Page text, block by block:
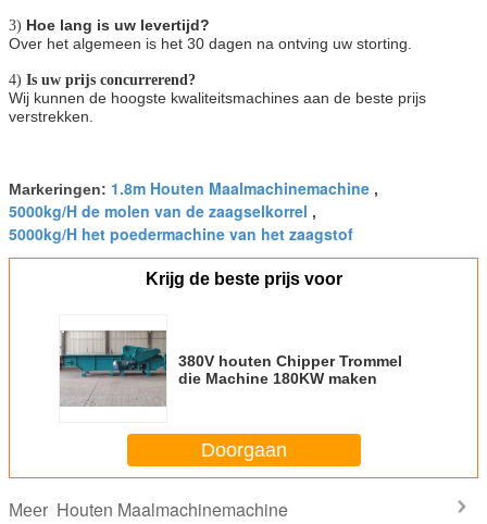
3) Hoe lang is uw levertijd?
Over het algemeen is het 30 dagen na ontving uw storting.
4) Is uw prijs concurrerend?
Wij kunnen de hoogste kwaliteitsmachines aan de beste prijs
verstrekken.
Markeringen: 1.8m Houten Maalmachinemachine ,
5000kg/H de molen van de zaagselkorrel ,
5000kg/H het poedermachine van het zaagstof
Krijg de beste prijs voor
380V houten Chipper Trommel
die Machine 180KW maken
Doorgaan
Meer Houten Maalmachinemachine